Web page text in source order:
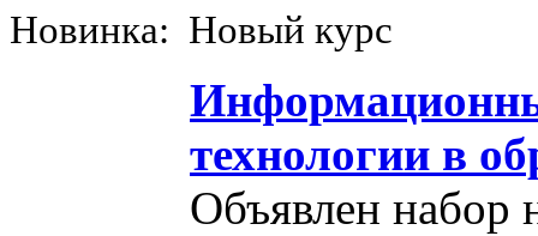
Новинка: Новый курс
технологии в
Объявлен набор